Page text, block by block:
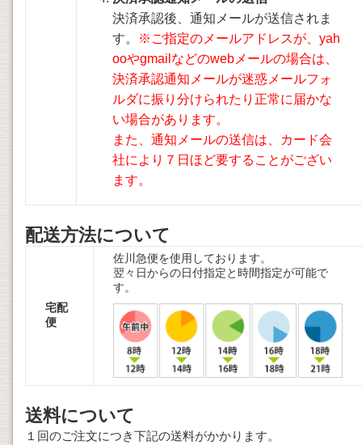
決済承認後、通知メールが送信されま
す。
※ご指定のメールアドレスが、yah
ooやgmailなどのwebメールの場合は、
決済承認通知メールが迷惑メールフォ
ルダに振り分けられたり正常に届かな
い場合があります。
また、通知メールの送信は、カード会
社により７日ほど要することがござい
ます。
配送方法について
宅配
便
佐川急便を使用しております。
翌々日からの日付指定と時間指定が可能で
す。
送料について
１回のご注文につき下記の送料がかかります。